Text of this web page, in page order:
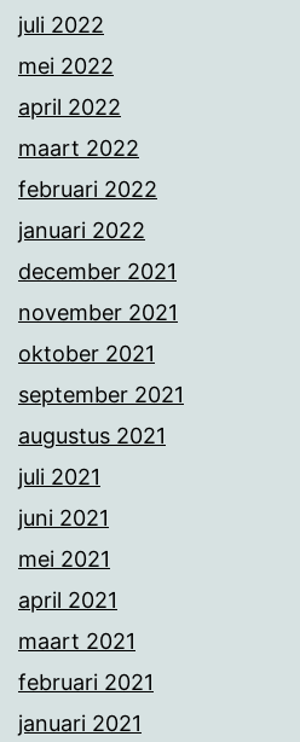
juli 2022
mei 2022
april 2022
maart 2022
februari 2022
januari 2022
december 2021
november 2021
oktober 2021
september 2021
augustus 2021
juli 2021
juni 2021
mei 2021
april 2021
maart 2021
februari 2021
januari 2021